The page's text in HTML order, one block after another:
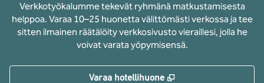
Verkkotyökalumme tekevät ryhmänä matkustamisesta
helppoa. Varaa 10–25 huonetta välittömästi verkossa ja tee
sitten ilmainen räätälöity verkkosivusto vieraillesi, jolla he
voivat varata yöpymisensä.
Varaa hotellihuone ,